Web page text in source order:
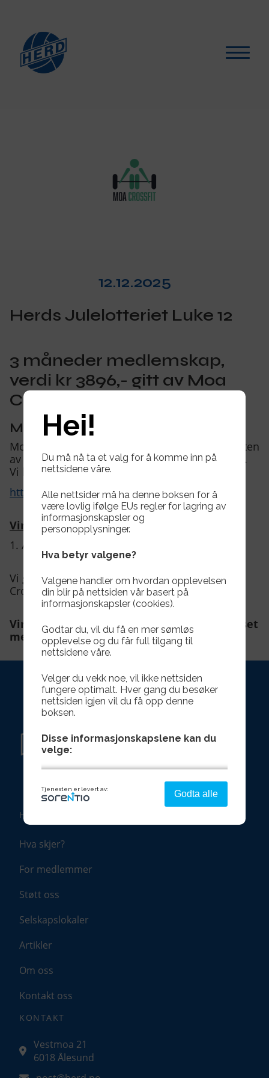
12.12.2025
Herds Julelotteriet Luke 12
3 måneder medlemskap,
verdi kr 3896,- gitt av Moa
Cross Fit.
Moa CrossFit
Moa CrossFit er lokalisert i Smibakken i nærheten
av Moa. Her har vi stor plass, både inne og ute.
Vi har også gratis parkering.
https://moacrossfit.no/
Vinnere av 1 Gavekort :
1. Astrid og Lars Valdal
Vi gratulere vinneren med gavekort fra Moa
Cross Fit.
Vinnerne kan hente gavekortet på Herdhuset
mellom 08- 15:30 på hverdager.
HURTIGLENKER
Hva skjer?
For medlemmer
Støtt oss
Selskapslokaler
Artikler
Om oss
Kontakt oss
KONTAKT
Vestmoa 21
6018 Ålesund
Hei!
Du må nå ta et valg for å komme inn på
nettsidene våre.
Alle nettsider må ha denne boksen for å
være lovlig ifølge EUs regler for lagring av
informasjonskapsler og
personopplysninger.
Hva betyr valgene?
Valgene handler om hvordan opplevelsen
din blir på nettsiden vår basert på
informasjonskapsler (cookies).
Godtar du, vil du få en mer sømløs
opplevelse og du får full tilgang til
nettsidene våre.
Velger du vekk noe, vil ikke nettsiden
fungere optimalt. Hver gang du besøker
nettsiden igjen vil du få opp denne
boksen.
Disse informasjonskapslene kan du
velge:
Strengt nødvendig - denne er alltid
på
Analyse og ytelse
informasjon om hvordan du bruker nettsiden
opplevelsen for deg.
Preferanser
Med denne får du tilpassede opplevelser på
Tillat preferanser
Tjenesten er levert av: Godta alle